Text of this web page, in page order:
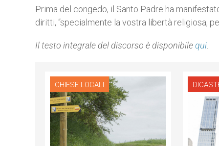
Prima del congedo, il Santo Padre ha
diritti, “specialmente la vostra libertà religiosa,
Il testo integrale del discorso è disponibilequi
CHIESE LOCALI